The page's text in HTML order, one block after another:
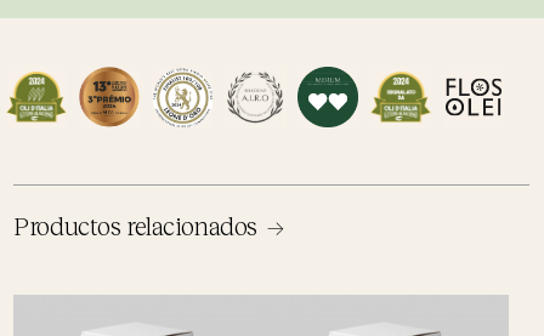
Productos relacionados →